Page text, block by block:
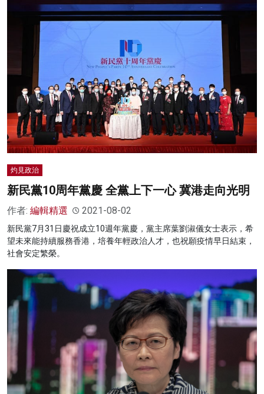
灼見政治
新民黨10周年黨慶 全黨上下一心 冀港走向光明
作者: 編輯精選 2021-08-02
新民黨7月31日慶祝成立10週年黨慶，黨主席葉劉淑儀女士表示，希
望未來能持續服務香港，培養年輕政治人才，也祝願疫情早日結束，
社會安定繁榮。